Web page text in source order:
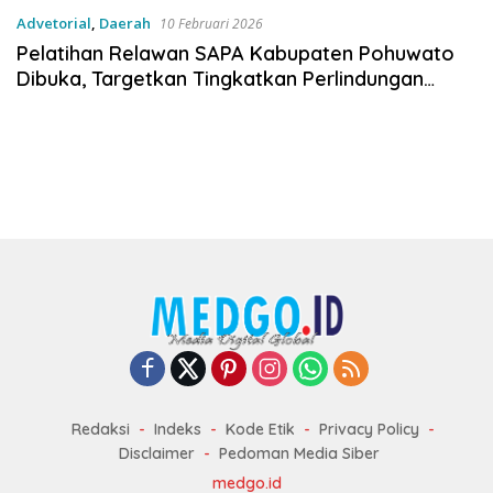
Advetorial, Daerah 10 Februari 2026
Pelatihan Relawan SAPA Kabupaten Pohuwato
Dibuka, Targetkan Tingkatkan Perlindungan
Redaksi Indeks Kode Etik
Privacy Policy
Disclaimer
Pedoman Media Siber
medgo.id